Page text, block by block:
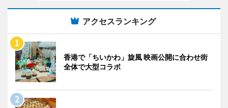
アクセスランキング
香港で「ちいかわ」旋風 映画公開に合わせ街
全体で大型コラボ